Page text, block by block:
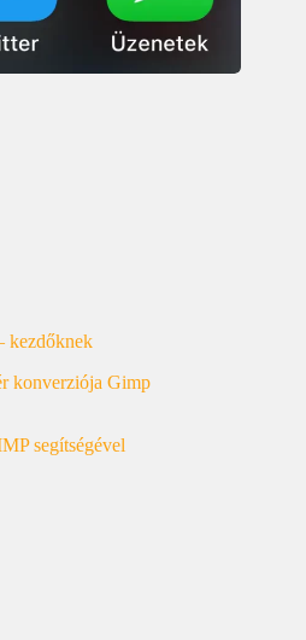
kezdőknek
konverziója Gimp
segítségével